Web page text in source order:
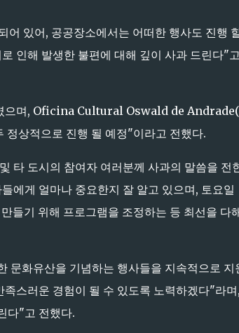
있어, 공공장소에서는 어떠한 행사도 진행
인해 발생한 불편에 대해 깊이 사과 드린다"
으며, Oficina Cultural Oswald de
상적으로 진행 될 예정"이라고 전했다.
타 도시의 참여자 여러분께 사과의 말씀을 전
에게 얼마나 중요한지 잘 알고 있으며, 토요일
기 위해 프로그램을 조정하는 등 최선을 다
문화유산을 기념하는 행사들을 지속적으로 지
스러운 경험이 될 수 있도록 노력하겠다"라
다"고 전했다.